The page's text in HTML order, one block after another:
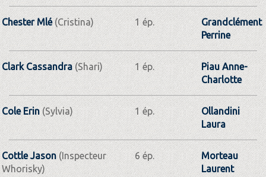
Chester Mlé(Cristina) 1 ép.
Grandclément
Perrine
Clark Cassandra(Shari) 1 ép.
Piau Anne-
Charlotte
Cole Erin(Sylvia) 1 ép.
Ollandini
Laura
Cottle Jason (Inspecteur
Whorisky)
6 ép.
Morteau
Laurent